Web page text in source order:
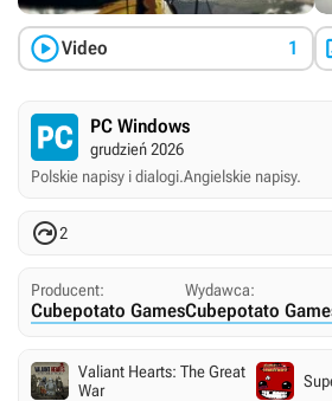
Video 1
PC Windows
grudzień 2026
Polskie napisy i dialogi.Angielskie napisy.
2
Producent:
Cubepotato Games
Wydawca:
Cubepotato
Valiant Hearts: The Great
War